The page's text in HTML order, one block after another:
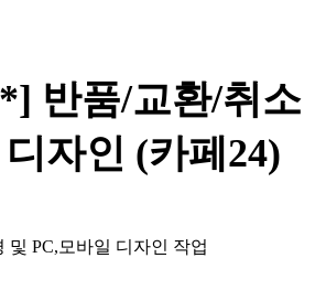
반품/교환/취소
자인 (카페24)
및 PC,모바일 디자인 작업